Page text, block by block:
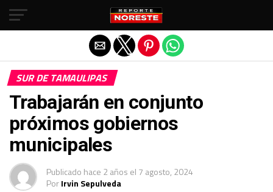
SUR DE TAMAULIPAS
Trabajarán en conjunto
próximos gobiernos
municipales
Publicado hace 2 años el 7 agosto, 2024
PorIrvin Sepulveda
Salir de la versión móvil